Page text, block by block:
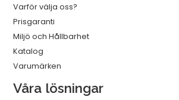
Varför välja oss?
Prisgaranti
Miljö och Hållbarhet
Katalog
Varumärken
Våra lösningar